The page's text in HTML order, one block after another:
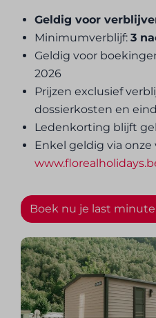
Geldig voor
Minimumverblijf:3
Geldig voor
2026
Prijzen exclusief
dossierkosten en
Ledenkorting blijft
Enkel geldig via onze
Boek nu je last